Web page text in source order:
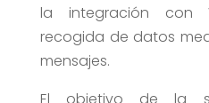
la integración con
recogida de datos
mensajes.
El objetivo de la